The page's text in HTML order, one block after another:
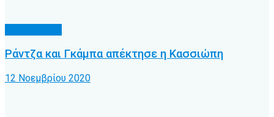
Ράντζα και Γκάμπα απέκτησε η Κασσιώπη
12 Νοεμβρίου 2020